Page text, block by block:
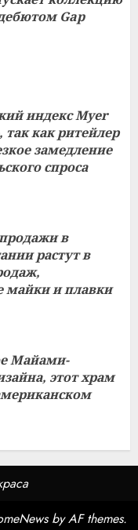
Gap
индекс Myer
так как ритейлер
замедление
спроса
в
растут в
майки и плавки
Майами-
этот храм
by AF themes.